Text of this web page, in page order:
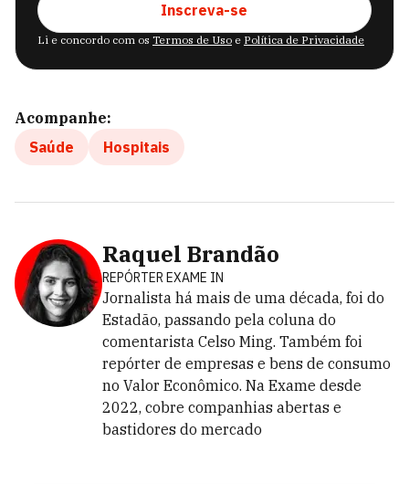
Inscreva-se
Li e concordo com os Termos de Uso e Política de Privacidade
Acompanhe:
Saúde
Hospitais
Raquel Brandão
REPÓRTER EXAME IN
Jornalista há mais de uma década, foi do
Estadão, passando pela coluna do
comentarista Celso Ming. Também foi
repórter de empresas e bens de consumo
no Valor Econômico. Na Exame desde
2022, cobre companhias abertas e
bastidores do mercado